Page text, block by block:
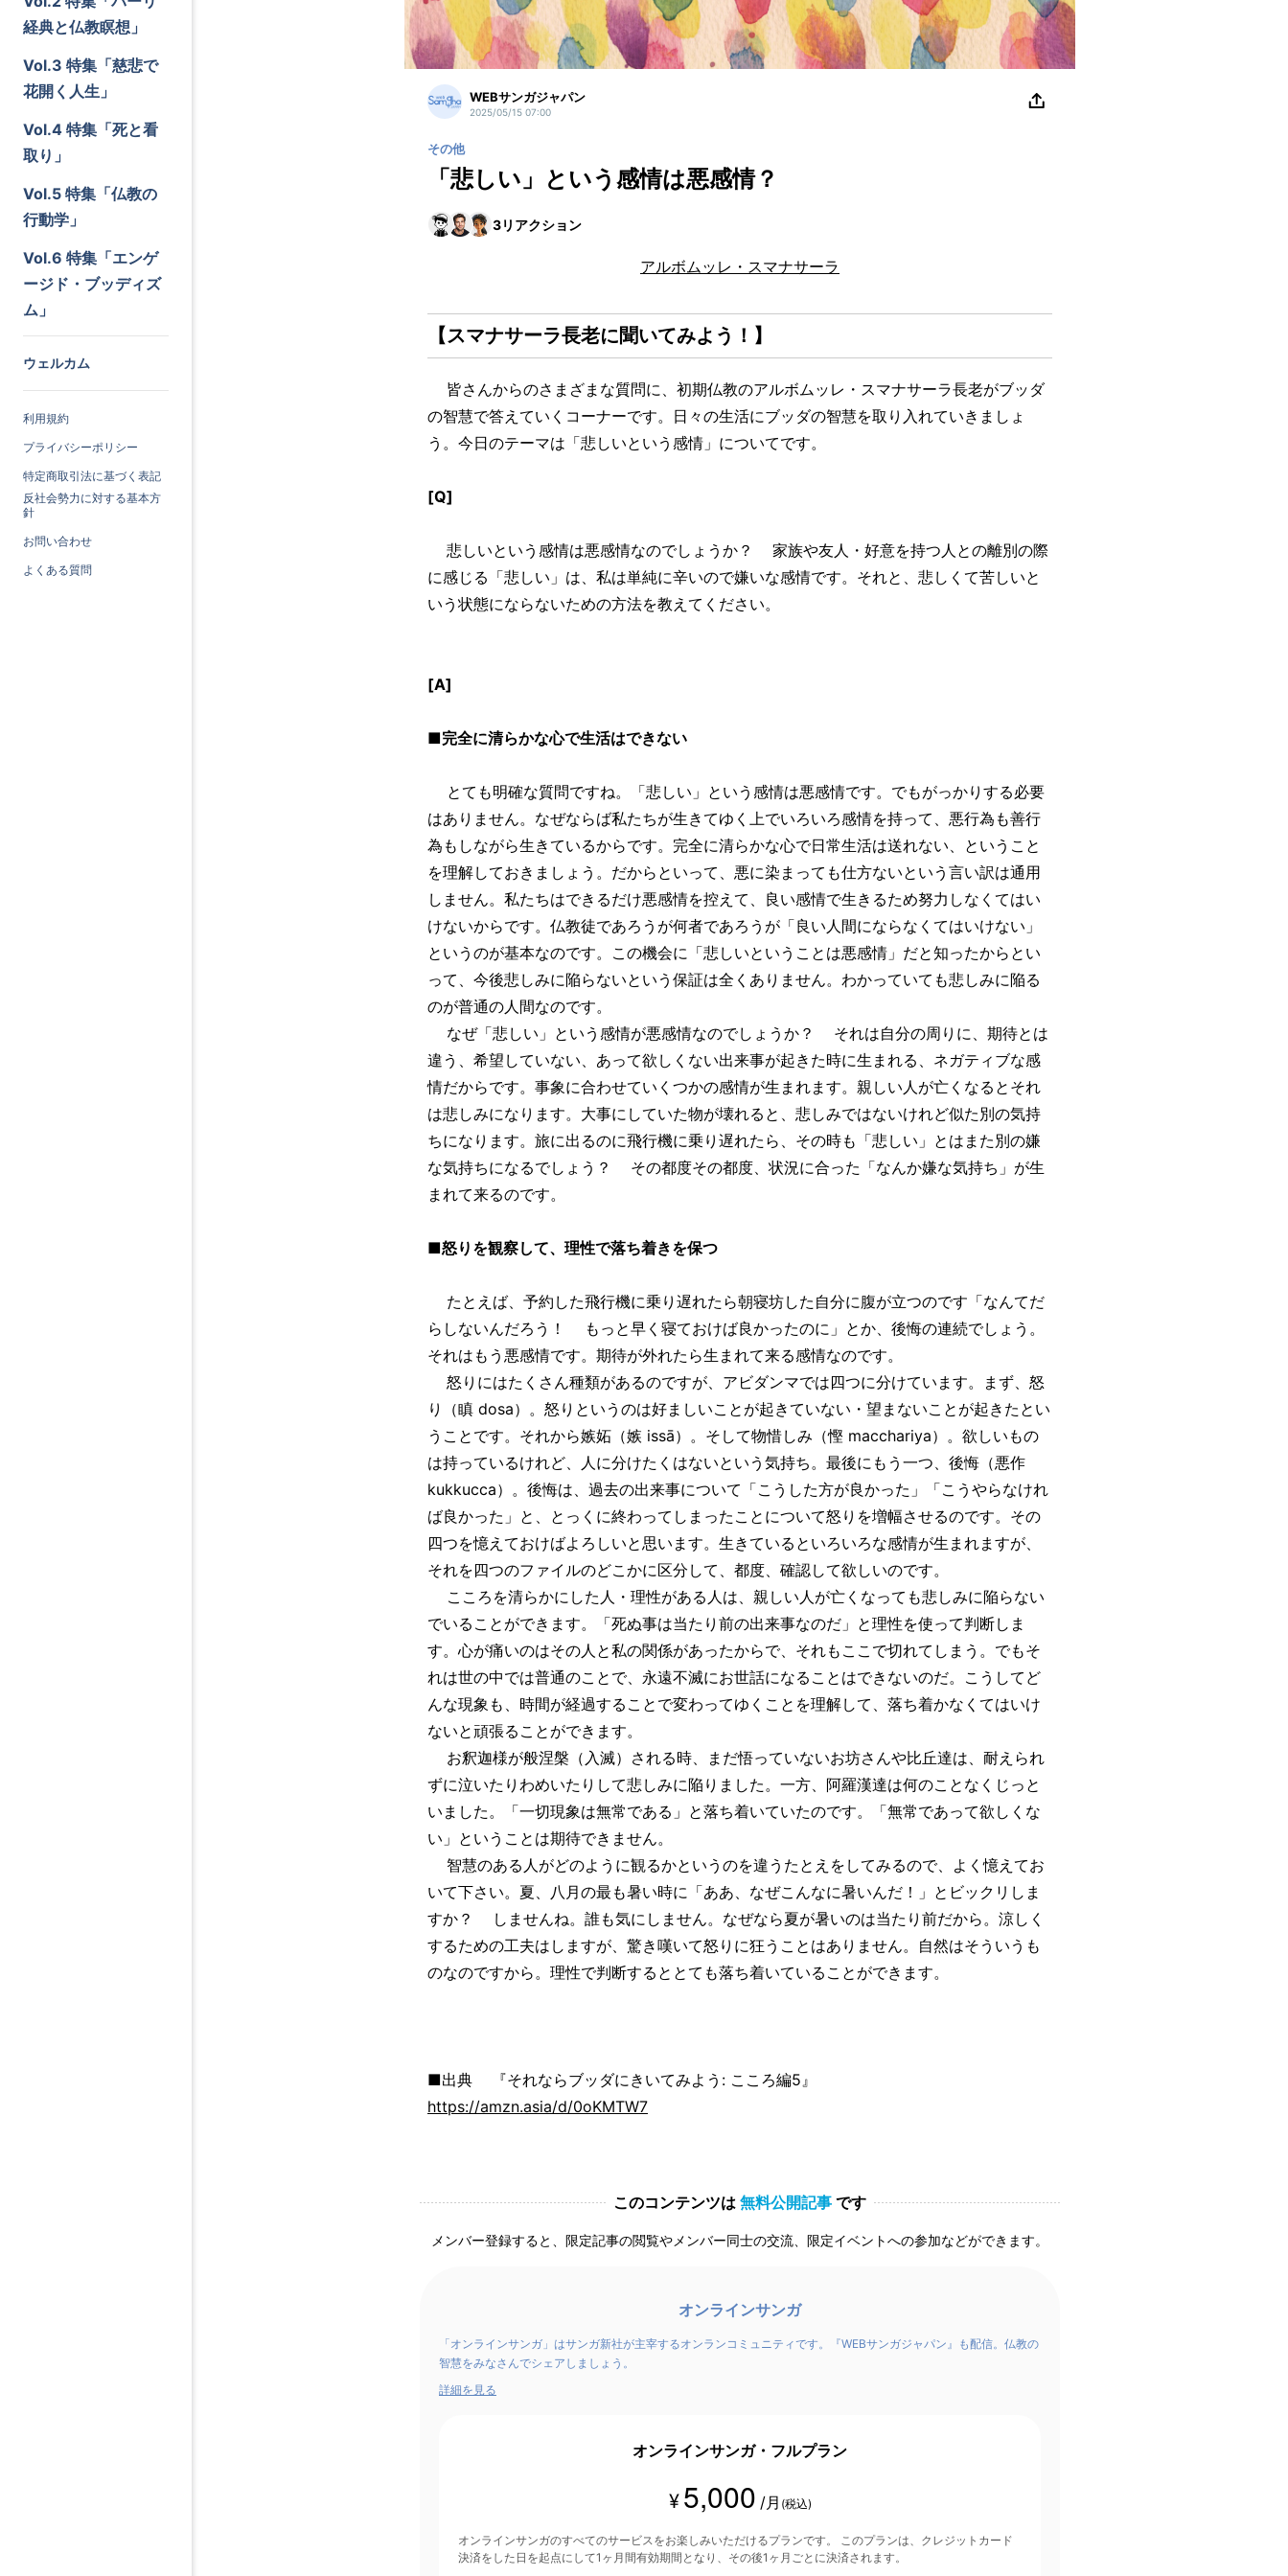
経典と仏教瞑想」
Vol.3 特集「慈悲で
花開く人生」
Vol.4 特集「死と看
取り」
Vol.5 特集「仏教の
行動学」
Vol.6 特集「エンゲ
ージド・ブッディズ
ム」
ウェルカム
利用規約
プライバシーポリシー
特定商取引法に基づく表記
反社会勢力に対する基本方
針
お問い合わせ
よくある質問
WEBサンガジャパン
2025/05/15 07:00
その他
「悲しい」という感情は悪感情？
3リアクション
アルボムッレ・スマナサーラ
【スマナサーラ長老に聞いてみよう！】
皆さんからのさまざまな質問に、初期仏教のアルボムッレ・スマナサーラ長老がブッダ
の智慧で答えていくコーナーです。日々の生活にブッダの智慧を取り入れていきましょ
う。今日のテーマは「悲しいという感情」についてです。
[Q]
悲しいという感情は悪感情なのでしょうか？ 家族や友人・好意を持つ人との離別の際
に感じる「悲しい」は、私は単純に辛いので嫌いな感情です。それと、悲しくて苦しいと
いう状態にならないための方法を教えてください。
[A]
■完全に清らかな心で生活はできない
とても明確な質問ですね。「悲しい」という感情は悪感情です。でもがっかりする必要
はありません。なぜならば私たちが生きてゆく上でいろいろ感情を持って、悪行為も善行
為もしながら生きているからです。完全に清らかな心で日常生活は送れない、ということ
を理解しておきましょう。だからといって、悪に染まっても仕方ないという言い訳は通用
しません。私たちはできるだけ悪感情を控えて、良い感情で生きるため努力しなくてはい
けないからです。仏教徒であろうが何者であろうが「良い人間にならなくてはいけない」
というのが基本なのです。この機会に「悲しいということは悪感情」だと知ったからとい
って、今後悲しみに陥らないという保証は全くありません。わかっていても悲しみに陥る
のが普通の人間なのです。
なぜ「悲しい」という感情が悪感情なのでしょうか？ それは自分の周りに、期待とは
違う、希望していない、あって欲しくない出来事が起きた時に生まれる、ネガティブな感
情だからです。事象に合わせていくつかの感情が生まれます。親しい人が亡くなるとそれ
は悲しみになります。大事にしていた物が壊れると、悲しみではないけれど似た別の気持
ちになります。旅に出るのに飛行機に乗り遅れたら、その時も「悲しい」とはまた別の嫌
な気持ちになるでしょう？ その都度その都度、状況に合った「なんか嫌な気持ち」が生
まれて来るのです。
■怒りを観察して、理性で落ち着きを保つ
たとえば、予約した飛行機に乗り遅れたら朝寝坊した自分に腹が立つのです「なんてだ
らしないんだろう！ もっと早く寝ておけば良かったのに」とか、後悔の連続でしょう。
それはもう悪感情です。期待が外れたら生まれて来る感情なのです。
怒りにはたくさん種類があるのですが、アビダンマでは四つに分けています。まず、怒
り（瞋 dosa）。怒りというのは好ましいことが起きていない・望まないことが起きたとい
うことです。それから嫉妬（嫉 issā）。そして物惜しみ（慳 macchariya）。欲しいもの
は持っているけれど、人に分けたくはないという気持ち。最後にもう一つ、後悔（悪作
kukkucca）。後悔は、過去の出来事について「こうした方が良かった」「こうやらなけれ
ば良かった」と、とっくに終わってしまったことについて怒りを増幅させるのです。その
四つを憶えておけばよろしいと思います。生きているといろいろな感情が生まれますが、
それを四つのファイルのどこかに区分して、都度、確認して欲しいのです。
こころを清らかにした人・理性がある人は、親しい人が亡くなっても悲しみに陥らない
でいることができます。「死ぬ事は当たり前の出来事なのだ」と理性を使って判断しま
す。心が痛いのはその人と私の関係があったからで、それもここで切れてしまう。でもそ
れは世の中では普通のことで、永遠不滅にお世話になることはできないのだ。こうしてど
んな現象も、時間が経過することで変わってゆくことを理解して、落ち着かなくてはいけ
ないと頑張ることができます。
お釈迦様が般涅槃（入滅）される時、まだ悟っていないお坊さんや比丘達は、耐えられ
ずに泣いたりわめいたりして悲しみに陥りました。一方、阿羅漢達は何のことなくじっと
いました。「一切現象は無常である」と落ち着いていたのです。「無常であって欲しくな
い」ということは期待できません。
智慧のある人がどのように観るかというのを違うたとえをしてみるので、よく憶えてお
いて下さい。夏、八月の最も暑い時に「ああ、なぜこんなに暑いんだ！」とビックリしま
すか？ しませんね。誰も気にしません。なぜなら夏が暑いのは当たり前だから。涼しく
するための工夫はしますが、驚き嘆いて怒りに狂うことはありません。自然はそういうも
のなのですから。理性で判断するととても落ち着いていることができます。
■出典 『それならブッダにきいてみよう: こころ編5』
https://amzn.asia/d/0oKMTW7
このコンテンツは 無料公開記事 です
メンバー登録すると、限定記事の閲覧やメンバー同士の交流、限定イベントへの参加などができます。
オンラインサンガ
「オンラインサンガ」はサンガ新社が主宰するオンランコミュニティです。『WEBサンガジャパン』も配信。仏教の
智慧をみなさんでシェアしましょう。
詳細を見る
オンラインサンガ・フルプラン
¥ 5,000 /月 (税込)
オンラインサンガのすべてのサービスをお楽しみいただけるプランです。 このプランは、クレジットカード
決済をした日を起点にして1ヶ月間有効期間となり、その後1ヶ月ごとに決済されます。